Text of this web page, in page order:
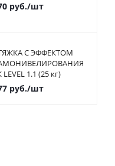
руб./шт
С ЭФФЕКТОМ
LEVEL 1.1 (25 кг)
руб./шт